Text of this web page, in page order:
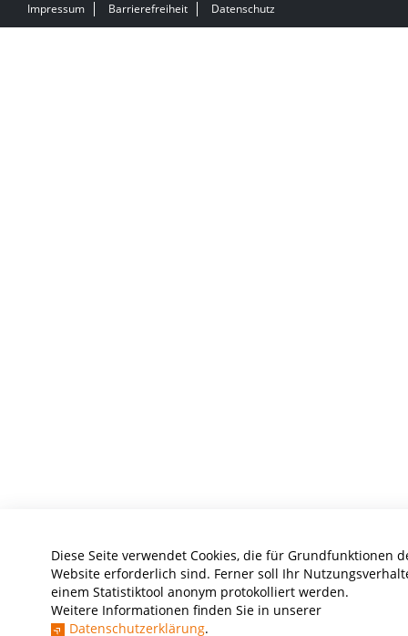
Diese Seite verwendet Cookies, die für Grundfunktionen
Website erforderlich sind. Ferner soll Ihr
einem Statistiktool anonym protokolliert werden.
Weitere Informationen finden Sie in unserer
Datenschutzerklärung.
Impressum Barrierefreiheit Datenschutz